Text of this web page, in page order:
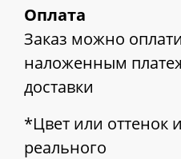
Оплата
Заказ можно
наложенным
доставки
*Цвет или оттенок
реального